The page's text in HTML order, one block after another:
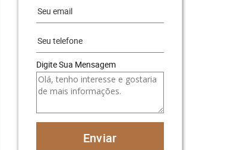
Digite Sua Mensagem